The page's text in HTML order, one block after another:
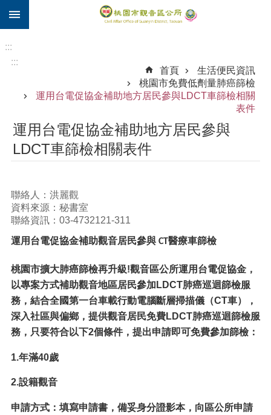
跳到主要內容區塊
市
進
階
觀
音
介
紹
訊
息
公
活
民
:::
:::
首頁
生活便民資訊
桃園市免費低劑量肺癌篩檢
運用台電促協金補助地方居民參與LDCT車篩檢相關
表件
運用台電促協金補助地方居民參與
LDCT車篩檢相關表件
聯絡人：洪麗觀
資料來源：秘書室
聯絡資訊：03-4732121-311
運用台電促協金補助觀音居民參與 CT醫療車篩檢
桃園市擴大肺癌篩檢再升級!觀音區公所運用台電促協金，
以專案方式補助觀音地區居民參加LDCT肺癌巡迴篩檢服
務，結合全國第一台車載行動電腦斷層掃描儀（CT車），
深入社區與偏鄉，提供觀音居民免費LDCT肺癌巡迴篩檢服
務，只要符合以下2個條件，提出申請即可免費參加篩檢：
1.年滿40歲
2.設籍觀音
申請方式：填寫申請書，備妥身分證影本，向區公所申請